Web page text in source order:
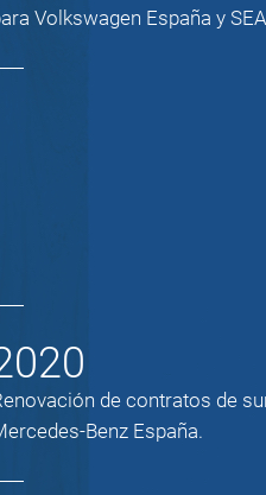
Volkswagen España y
de contratos de
Benz España.